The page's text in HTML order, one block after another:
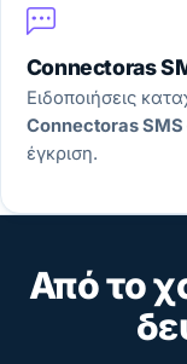
Connectoras
Ειδοποιήσεις
Connectoras
έγκριση.
Από το